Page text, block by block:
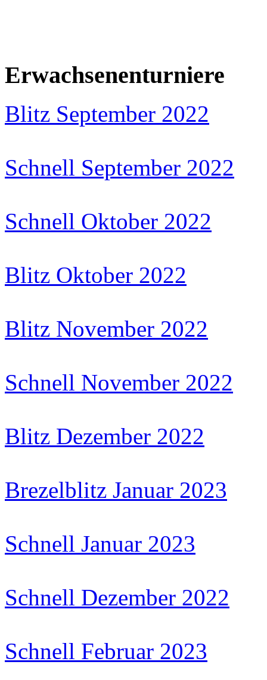
Erwachsenenturniere
Blitz September 2022
Schnell September 2022
Schnell Oktober 2022
Blitz Oktober 2022
Blitz November 2022
Schnell November 2022
Blitz Dezember 2022
Brezelblitz Januar 2023
Schnell Januar 2023
Schnell Dezember 2022
Schnell Februar 2023